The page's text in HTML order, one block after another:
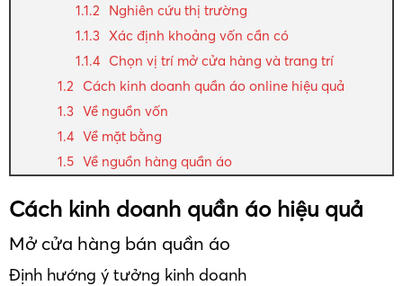
Nghiên cứu thị trường
Xác định khoảng vốn cần có
Chọn vị trí mở cửa hàng và trang trí
Cách kinh doanh quần áo online hiệu quả
Về nguồn vốn
Về mặt bằng
Về nguồn hàng quần áo
Cách kinh doanh quần áo hiệu quả
Mở cửa hàng bán quần áo
Định hướng ý tưởng kinh doanh